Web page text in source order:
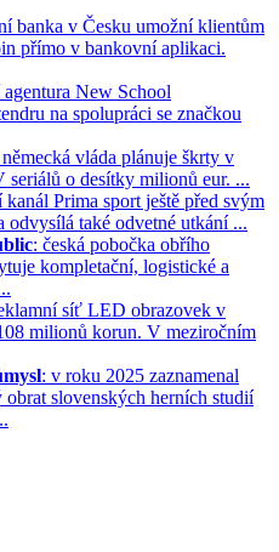
banka v Česku umožní klientům
přímo v bankovní aplikaci.
New School
na spolupráci se značkou
německá vláda plánuje škrty v
o desítky milionů eur. ...
Prima sport ještě před svým
odvysílá také odvetné utkání ...
: česká pobočka obřího
kompletační, logistické a
síť LED obrazovek v
milionů korun. V meziročním
: v roku 2025 zaznamenal
slovenských herních studií